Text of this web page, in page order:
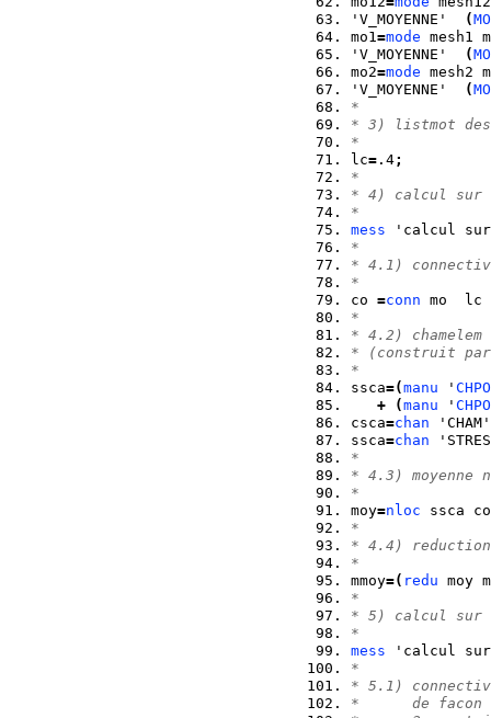
'V_MOYENNE'
(
mo1=mode mesh1
'V_MOYENNE'
(
mo2=mode mesh2
'V_MOYENNE'
(
*
* 3) listmot des
*
lc= .4;
*
* 4) calcul sur
*
mess 'calcul
*
* 4.1)
*
co =conn mo  lc
*
* 4.2) chamelem
* (construit
*
ssca=(manu ' CHPO
+
(manu ' CHPO
csca=chan
ssca=chan
*
* 4.3) moyenne
*
moy=nloc ssca
*
* 4.4)
*
mmoy=( redu moy
*
* 5) calcul sur
*
mess 'calcul
*
* 5.1)
*      de facon